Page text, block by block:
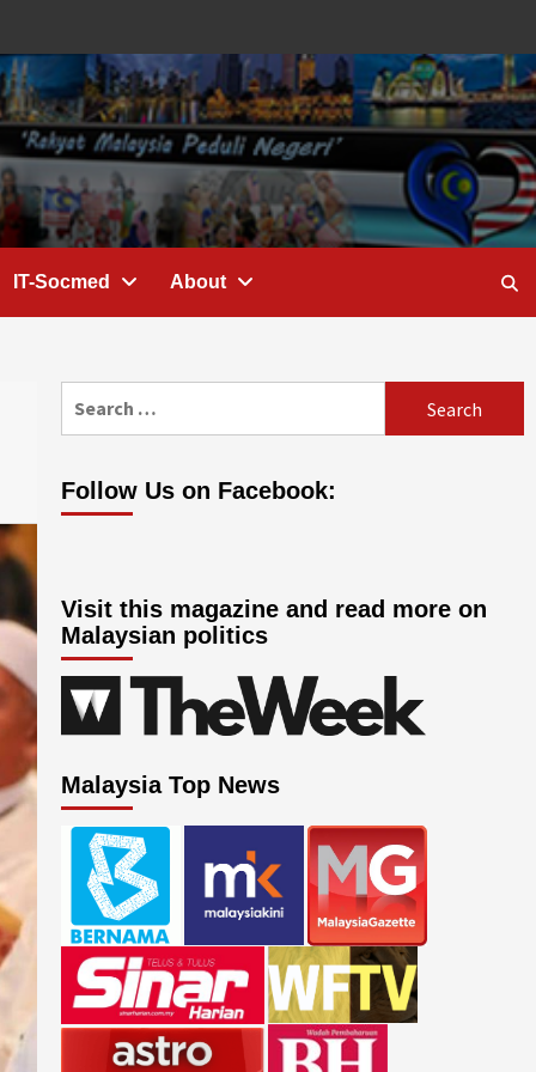
IT-Socmed About
Follow Us on Facebook:
Visit this magazine and read more on
Malaysian politics
Malaysia Top News